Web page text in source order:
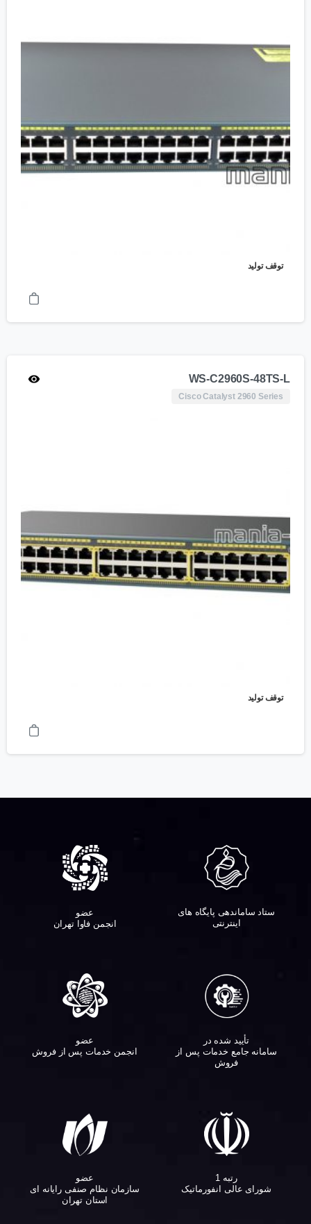
توقف تولید
WS-C2960S-48TS-L
Cisco Catalyst 2960 Series
توقف تولید
ستاد ساماندهی پایگاه های
اینترنتی
عضو
انجمن فاوا تهران
تأیید شده در
سامانه جامع خدمات پس از
فروش
عضو
انجمن خدمات پس از فروش
رتبه 1
شورای عالی انفورماتیک
عضو
سازمان نظام صنفی رایانه ای
استان تهران